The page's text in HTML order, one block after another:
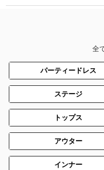
全
パーティードレス
ステージ
トップス
アウター
インナー